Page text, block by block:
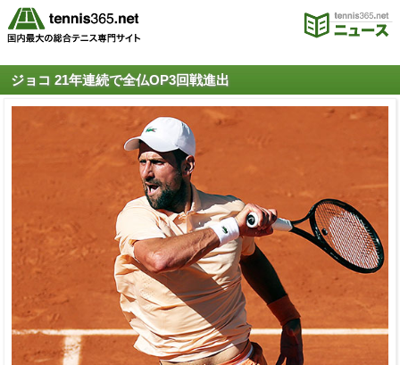
ジョコ 21年連続で全仏OP3回戦進出